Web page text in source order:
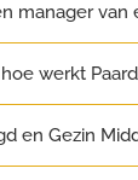
manager van
werkt
en Gezin